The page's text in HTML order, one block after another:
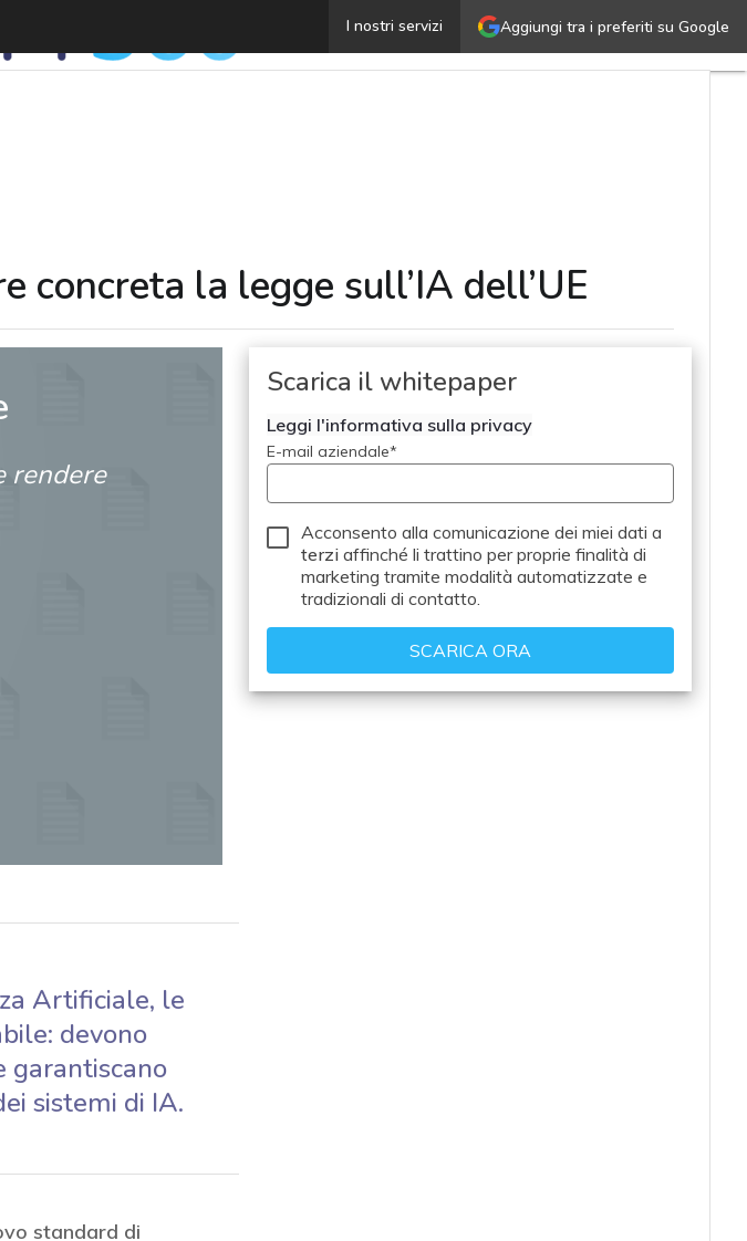
Aggiungi tra i preferiti su Google
I nostri servizi
Dalla normativa all’azione: come rendere concreta la
concreta la legge sull’IA dell’UE
rendere
Artificiale, le
devono
garantiscano
sistemi di IA.
standard di
Scarica il whitepaper
Leggi l'informativa sulla privacy
E-mail aziendale*
Acconsento alla comunicazione dei miei dati a
terzi affinché li trattino per proprie finalità di
marketing tramite modalità automatizzate e
tradizionali di contatto.